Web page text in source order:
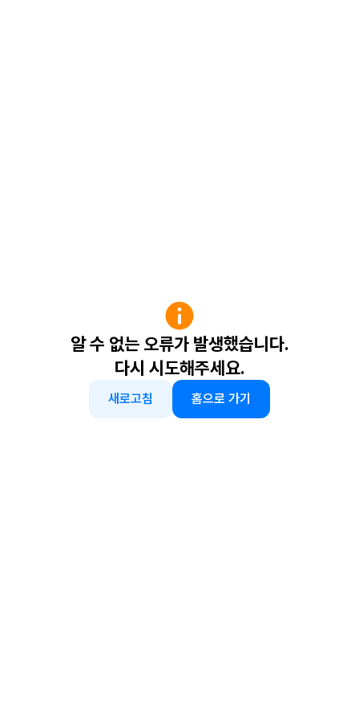
알 수 없는 오류가 발생했습니다.
다시 시도해주세요.
새로고침 홈으로 가기